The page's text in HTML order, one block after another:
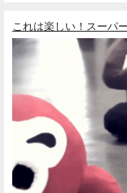
これは楽しい！スーパ